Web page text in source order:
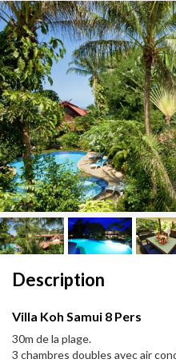
Description
Villa Koh Samui 8 Pers
30m de la plage.
3 chambres doubles avec air